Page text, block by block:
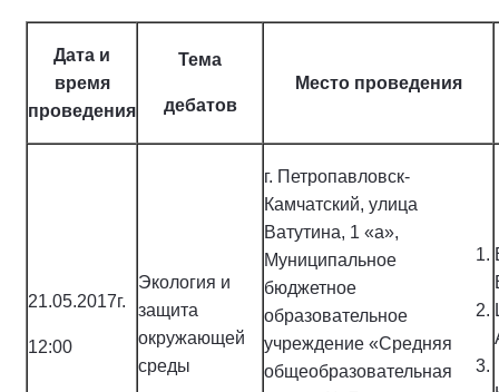
Дата и
время
проведения
Тема
дебатов
Место проведения
21.05.2017г.
12:00
Экология и
защита
окружающей
среды
г. Петропавловск-
Камчатский, улица
Ватутина, 1 «а»,
Муниципальное
бюджетное
образовательное
учреждение «Средняя
общеобразовательная